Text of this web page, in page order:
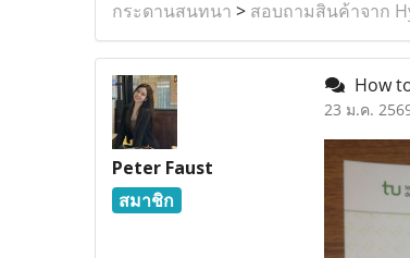
กระดานสนทนา > สอบถามสินค้าจาก
Peter Faust
สมาชิก
How
23 ม.ค.